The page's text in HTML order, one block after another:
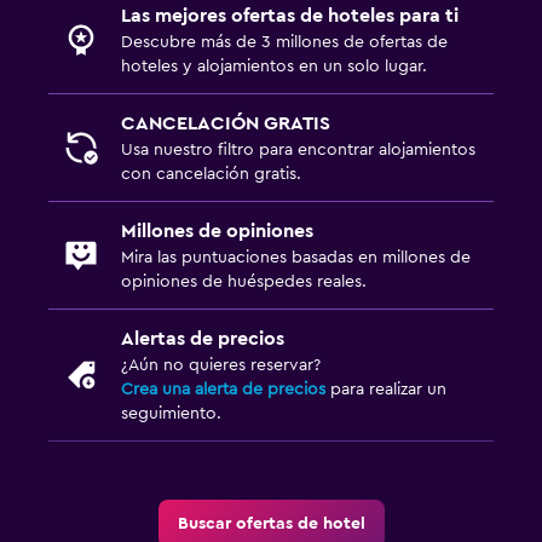
Cámaras CCTV en el exterior
Sistema de entretenimiento
TV de pantalla plana
TV por cable o vía satélite
Lavandería
Lavandería
Servicios de lavandería/tintorería
Plancha y tabla de planchar
Las mejores ofertas de hoteles para ti
Descubre más de 3 millones de ofertas de
hoteles y alojamientos en un solo lugar.
CANCELACIÓN GRATIS
Usa nuestro filtro para encontrar alojamientos
con cancelación gratis.
Millones de opiniones
Mira las puntuaciones basadas en millones de
opiniones de huéspedes reales.
Alertas de precios
¿Aún no quieres reservar?
Crea una alerta de precios para realizar un
seguimiento.
Buscar ofertas de hotel